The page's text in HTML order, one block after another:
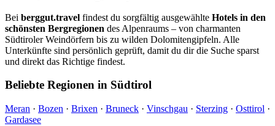
Bei berggut.travel findest du sorgfältig ausgewählte Hotels in den
schönsten Bergregionen des Alpenraums – von charmanten
Südtiroler Weindörfern bis zu wilden Dolomitengipfeln. Alle
Unterkünfte sind persönlich geprüft, damit du dir die Suche sparst
und direkt das Richtige findest.
Beliebte Regionen in Südtirol
Meran · Bozen · Brixen · Bruneck · Vinschgau · Sterzing · Osttirol ·
Gardasee